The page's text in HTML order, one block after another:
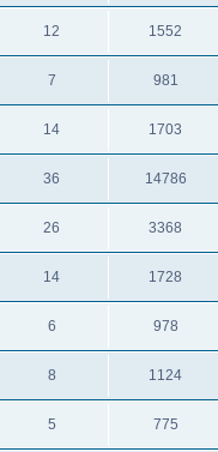
12 1552
7 981
14 1703
36 14786
26 3368
14 1728
6 978
8 1124
5 775